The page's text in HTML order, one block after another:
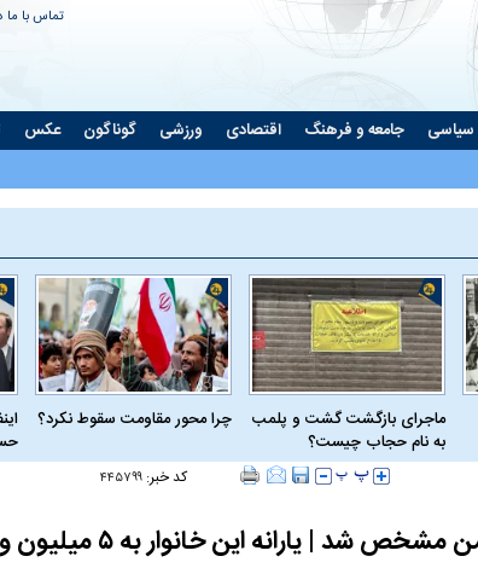
تماس با ما
سیاسی جامعه و فرهنگ اقتصادی ورزشی گوناگون عکس
ماجرای بازگشت گشت و پلمب
به نام حجاب چیست؟
چرا محور مقاومت سقوط نکرد؟
کد خبر: ۴۴۵۷۹۹